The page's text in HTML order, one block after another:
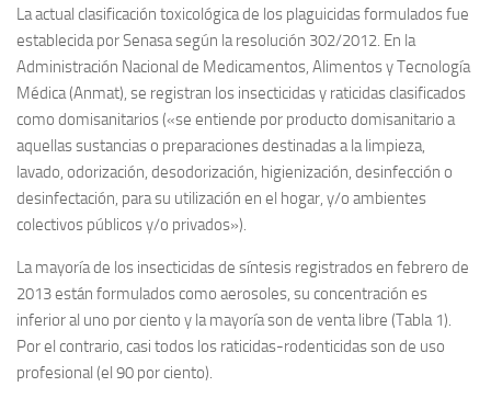
La actual clasificación toxicológica de los plaguicidas formulados fue
establecida por Senasa según la resolución 302/2012. En la
Administración Nacional de Medicamentos, Alimentos y Tecnología
Médica (Anmat), se registran los insecticidas y raticidas clasificados
como domisanitarios («se entiende por producto domisanitario a
aquellas sustancias o preparaciones destinadas a la limpieza,
lavado, odorización, desodorización, higienización, desinfección o
desinfectación, para su utilización en el hogar, y/o ambientes
colectivos públicos y/o privados»).
La mayoría de los insecticidas de síntesis registrados en febrero de
2013 están formulados como aerosoles, su concentración es
inferior al uno por ciento y la mayoría son de venta libre (Tabla 1).
Por el contrario, casi todos los raticidas-rodenticidas son de uso
profesional (el 90 por ciento).